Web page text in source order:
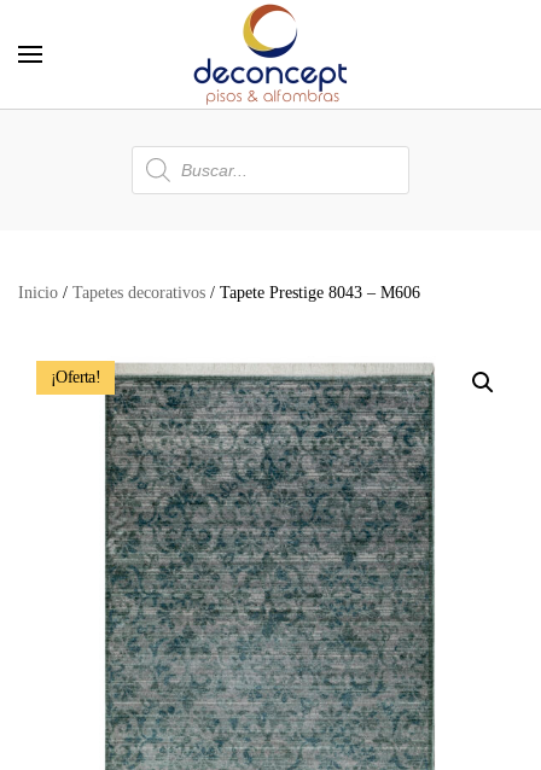
Skip to main content
Búsqueda
de
productos
Inicio / Tapetes decorativos / Tapete Prestige 8043 – M606
¡Oferta!